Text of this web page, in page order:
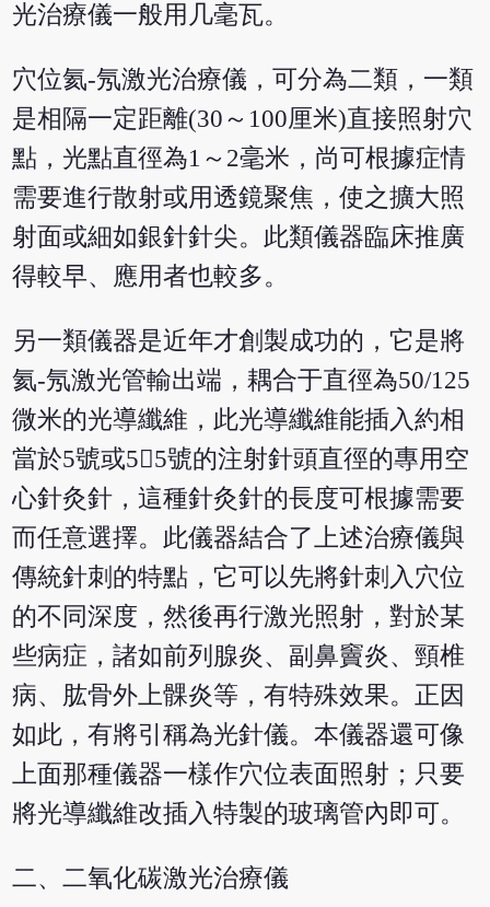
光治療儀一般用几毫瓦。
穴位氦-氖激光治療儀，可分為二類，一類
是相隔一定距離(30～100厘米)直接照射穴
點，光點直徑為1～2毫米，尚可根據症情
需要進行散射或用透鏡聚焦，使之擴大照
射面或細如銀針針尖。此類儀器臨床推廣
得較早、應用者也較多。
另一類儀器是近年才創製成功的，它是將
氦-氖激光管輸出端，耦合于直徑為50/125
微米的光導纖維，此光導纖維能插入約相
當於5號或55號的注射針頭直徑的專用空
心針灸針，這種針灸針的長度可根據需要
而任意選擇。此儀器結合了上述治療儀與
傳統針刺的特點，它可以先將針刺入穴位
的不同深度，然後再行激光照射，對於某
些病症，諸如前列腺炎、副鼻竇炎、頸椎
病、肱骨外上髁炎等，有特殊效果。正因
如此，有將引稱為光針儀。本儀器還可像
上面那種儀器一樣作穴位表面照射；只要
將光導纖維改插入特製的玻璃管內即可。
二、二氧化碳激光治療儀